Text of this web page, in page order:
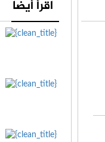
اقرأ أيضا